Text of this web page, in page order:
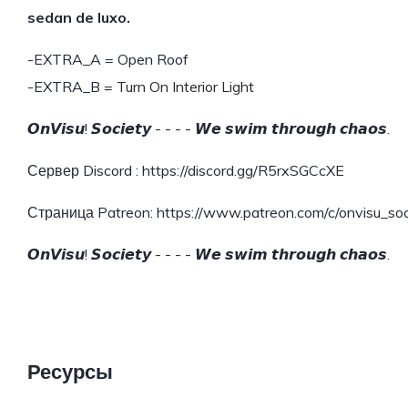
sedan de luxo.
-EXTRA_A = Open Roof
-EXTRA_B = Turn On Interior Light
𝙊𝙣𝙑𝙞𝙨𝙪! 𝙎𝙤𝙘𝙞𝙚𝙩𝙮 - - - - 𝙒𝙚 𝙨𝙬𝙞𝙢 𝙩𝙝𝙧𝙤𝙪𝙜𝙝 𝙘𝙝𝙖𝙤𝙨.
Сервер Discord : https://discord.gg/R5rxSGCcXE
Страница Patreon: https://www.patreon.com/c/
𝙊𝙣𝙑𝙞𝙨𝙪! 𝙎𝙤𝙘𝙞𝙚𝙩𝙮 - - - - 𝙒𝙚 𝙨𝙬𝙞𝙢 𝙩𝙝𝙧𝙤𝙪𝙜𝙝 𝙘𝙝𝙖𝙤𝙨.
Ресурсы